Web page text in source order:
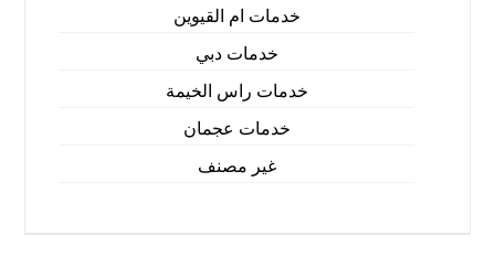
خدمات ام القيوين
خدمات دبي
خدمات راس الخيمة
خدمات عجمان
غير مصنف